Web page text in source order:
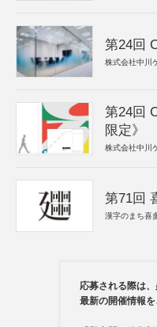
第24回
株式会社中川
第24回
限定》
株式会社中川
第71回
漢字のまち喜
応募される際は
最新の開催情報を